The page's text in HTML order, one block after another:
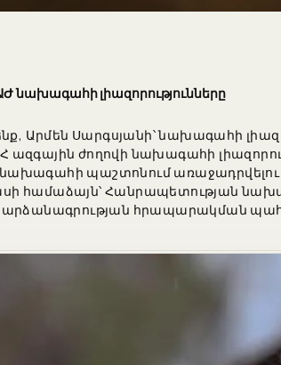
նախագահի լիազորությունները
Արմեն Սարգսյանի՝ նախագահի
ազգային ժողովի նախագահի
պաշտոնում առաջադրվելու
համաձայն՝ Հանրապետության
արձանագրության հրապարակման